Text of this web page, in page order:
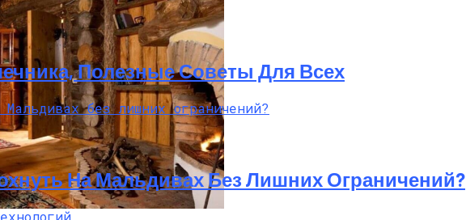
Полезные Советы Для Всех
На Мальдивах Без Лишних Ограничений?